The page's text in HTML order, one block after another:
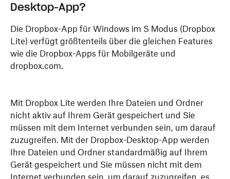
Desktop-App?
Die Dropbox-App für Windows im S Modus (Dropbox
Lite) verfügt größtenteils über die gleichen Features
wie die Dropbox-Apps für Mobilgeräte und
dropbox.com.
Mit Dropbox Lite werden Ihre Dateien und Ordner
nicht aktiv auf Ihrem Gerät gespeichert und Sie
müssen mit dem Internet verbunden sein, um darauf
zuzugreifen. Mit der Dropbox-Desktop-App werden
Ihre Dateien und Ordner standardmäßig auf Ihrem
Gerät gespeichert und Sie müssen nicht mit dem
Internet verbunden sein, um darauf zuzugreifen, es